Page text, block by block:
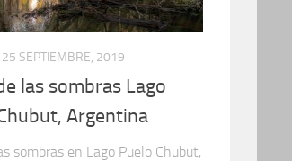
25 SEPTIEMBRE, 2019
las sombras Lago
Argentina
sombras en Lago Puelo Chubut,